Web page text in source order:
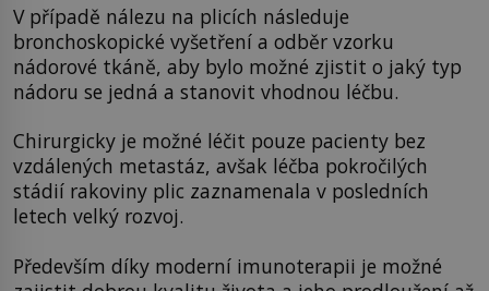
V případě nálezu na plicích následuje
bronchoskopické vyšetření a odběr vzorku
nádorové tkáně, aby bylo možné zjistit o jaký typ
nádoru se jedná a stanovit vhodnou léčbu.
Chirurgicky je možné léčit pouze pacienty bez
vzdálených metastáz, avšak léčba pokročilých
stádií rakoviny plic zaznamenala v posledních
letech velký rozvoj.
Především díky moderní imunoterapii je možné